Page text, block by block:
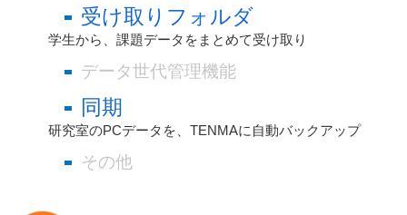
受け取りフォルダ
学生から、課題データをまとめて受け取り
データ世代管理機能
同期
研究室のPCデータを、TENMAに自動バックアップ
その他